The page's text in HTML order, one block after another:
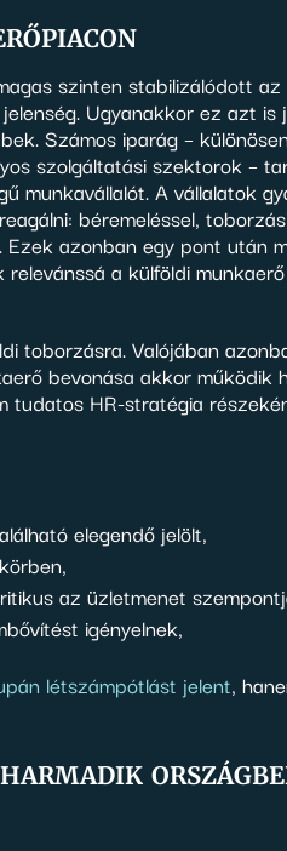
szinten stabilizálódott az
Ugyanakkor ez azt is
Számos iparág –
szolgáltatási szektorok –
munkavállalót. A vállalatok
béremeléssel,
azonban egy pont után
a külföldi munkaerő
toborzásra. Valójában
bevonása akkor működik
tudatos HR-stratégia
elegendő jelölt,
az üzletmenet
igényelnek,
létszámpótlást jelent,